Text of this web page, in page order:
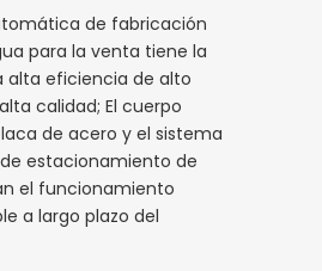
de fabricación
para la venta tiene la
alta eficiencia de alto
calidad; El cuerpo
de acero y el sistema
estacionamiento de
el funcionamiento
a largo plazo del